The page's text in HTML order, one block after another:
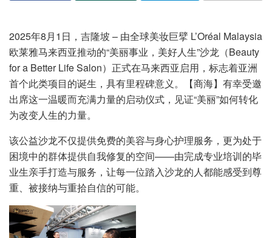
2025年8月1日，吉隆坡 – 由全球美妆巨擘 L’Oréal Malaysia
欧莱雅马来西亚推动的“美丽事业，美好人生”沙龙（Beauty
for a Better Life Salon）正式在马来西亚启用，标志着亚洲
首个此类项目的诞生，具有里程碑意义。【商海】有幸受邀
出席这一温暖而充满力量的启动仪式，见证“美丽”如何转化
为改变人生的力量。
该公益沙龙不仅提供免费的美容与身心护理服务，更为处于
困境中的群体提供自我修复的空间——由完成专业培训的毕
业生亲手打造与服务，让每一位踏入沙龙的人都能感受到尊
重、被接纳与重拾自信的可能。